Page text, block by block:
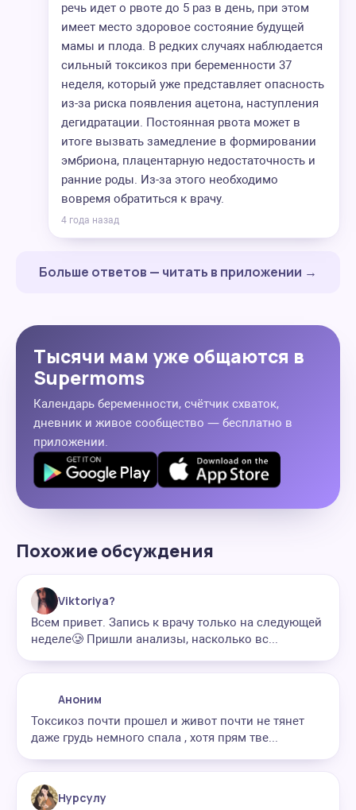
речь идет о рвоте до 5 раз в день, при этом
имеет место здоровое состояние будущей
мамы и плода. В редких случаях наблюдается
сильный токсикоз при беременности 37
неделя, который уже представляет опасность
из-за риска появления ацетона, наступления
дегидратации. Постоянная рвота может в
итоге вызвать замедление в формировании
эмбриона, плацентарную недостаточность и
ранние роды. Из-за этого необходимо
вовремя обратиться к врачу.
4 года назад
Больше ответов — читать в приложении →
Тысячи мам уже общаются в
Supermoms
Календарь беременности, счётчик схваток,
дневник и живое сообщество — бесплатно в
приложении.
Похожие обсуждения
Viktoriya?
Всем привет. Запись к врачу только на следующей
неделе🥲 Пришли анализы, насколько вс...
Аноним
Токсикоз почти прошел и живот почти не тянет
даже грудь немного спала , хотя прям тве...
Нурсулу